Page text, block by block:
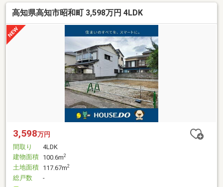
高知県高知市昭和町 3,598万円 4LDK
3,598万円
間取り
4LDK
建物面積 100.6m2
土地面積 117.67m2
総戸数
-